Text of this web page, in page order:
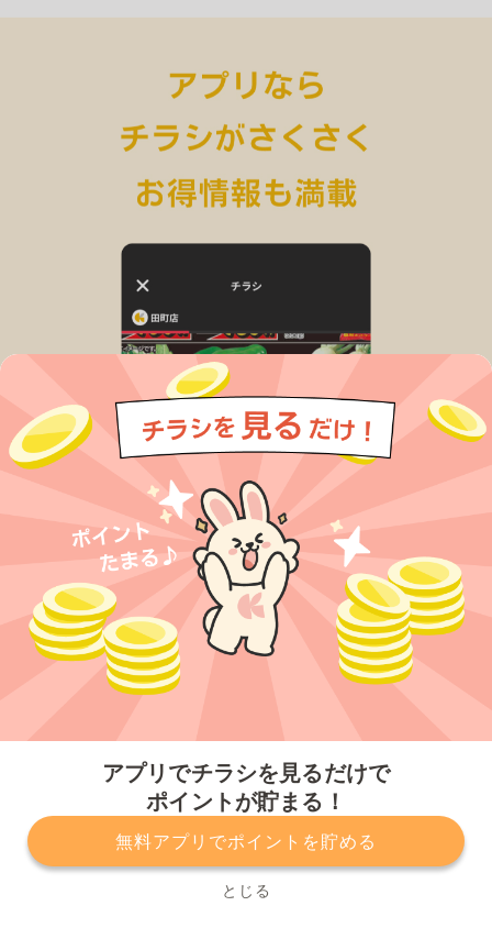
アプリでチラシを見るだけで
ポイントが貯まる！
無料アプリでポイントを貯める
とじる
プライバシーポリシー 利用規約
運営会社
サービスに関してのお問い合わせ